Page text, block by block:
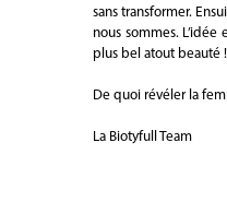
sans transformer.
nous sommes.
plus bel atout beauté
De quoi révéler la
La Biotyfull Team